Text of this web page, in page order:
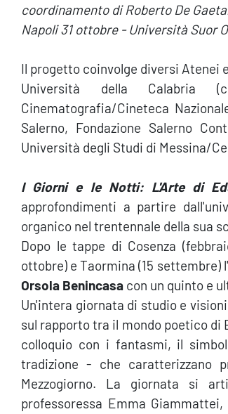
coordinamento di Roberto De
Napoli 31 ottobre - Università Suor
Il progetto coinvolge diversi Atenei
Università della Calabria
Cinematografia/Cineteca
Salerno, Fondazione Salerno
Università degli Studi di Messina/
I Giorni e le Notti: L'Arte di
approfondimenti a partire
organico nel trentennale della sua
Dopo le tappe di Cosenza
ottobre) e Taormina (15 settembre)
Orsola Benincasa con un quinto e
Un'intera giornata di studio e
sul rapporto tra il mondo poetico
colloquio con i fantasmi, il
tradizione - che caratterizzano
Mezzogiorno. La giornata si
professoressa Emma